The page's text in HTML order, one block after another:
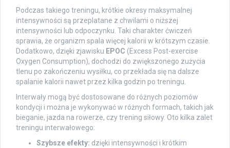
Podczas takiego treningu, krótkie okresy maksymalnej
intensywności są przeplatane z chwilami o niższej
intensywności lub odpoczynku. Taki charakter ćwiczeń
sprawia, że organizm spala więcej kalorii w krótszym czasie.
Dodatkowo, dzięki zjawisku EPOC (Excess Post-exercise
Oxygen Consumption), dochodzi do zwiększonego zużycia
tlenu po zakończeniu wysiłku, co przekłada się na dalsze
spalanie kalorii nawet przez kilka godzin po treningu.
Interwały mogą być dostosowane do różnych poziomów
kondycji i można je wykonywać w różnych formach, takich jak
bieganie, jazda na rowerze, czy trening siłowy. Oto kilka zalet
treningu interwałowego:
Szybsze efekty: dzięki intensywności i krótkim